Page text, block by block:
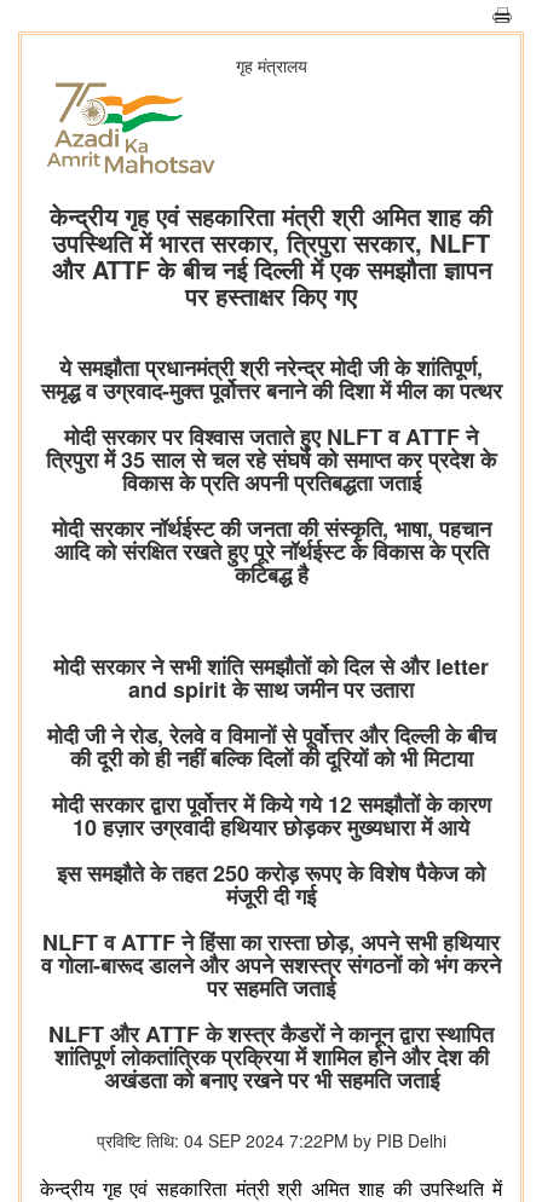
गृह मंत्रालय
केन्द्रीय गृह एवं सहकारिता मंत्री श्री अमित शाह की
उपस्थिति में भारत सरकार, त्रिपुरा सरकार, NLFT
और ATTF के बीच नई दिल्ली में एक समझौता ज्ञापन
पर हस्ताक्षर किए गए
ये समझौता प्रधानमंत्री श्री नरेन्द्र मोदी जी के शांतिपूर्ण,
समृद्ध व उग्रवाद-मुक्त पूर्वोत्तर बनाने की दिशा में मील का पत्थर
मोदी सरकार पर विश्वास जताते हुए NLFT व ATTF ने
त्रिपुरा में 35 साल से चल रहे संघर्ष को समाप्त कर प्रदेश के
विकास के प्रति अपनी प्रतिबद्धता जताई
मोदी सरकार नॉर्थईस्ट की जनता की संस्कृति, भाषा, पहचान
आदि को संरक्षित रखते हुए पूरे नॉर्थईस्ट के विकास के प्रति
कटिबद्ध है
मोदी सरकार ने सभी शांति समझौतों को दिल से और letter
and spirit के साथ जमीन पर उतारा
मोदी जी ने रोड, रेलवे व विमानों से पूर्वोत्तर और दिल्ली के बीच
की दूरी को ही नहीं बल्कि दिलों की दूरियों को भी मिटाया
मोदी सरकार द्वारा पूर्वोत्तर में किये गये 12 समझौतों के कारण
10 हज़ार उग्रवादी हथियार छोड़कर मुख्यधारा में आये
इस समझौते के तहत 250 करोड़ रूपए के विशेष पैकेज को
मंजूरी दी गई
NLFT व ATTF ने हिंसा का रास्ता छोड़, अपने सभी हथियार
व गोला-बारूद डालने और अपने सशस्त्र संगठनों को भंग करने
पर सहमति जताई
NLFT और ATTF के शस्त्र कैडरों ने कानून द्वारा स्थापित
शांतिपूर्ण लोकतांत्रिक प्रक्रिया में शामिल होने और देश की
अखंडता को बनाए रखने पर भी सहमति जताई
प्रविष्टि तिथि: 04 SEP 2024 7:22PM by PIB Delhi
केन्द्रीय गृह एवं सहकारिता मंत्री श्री अमित शाह की उपस्थिति में